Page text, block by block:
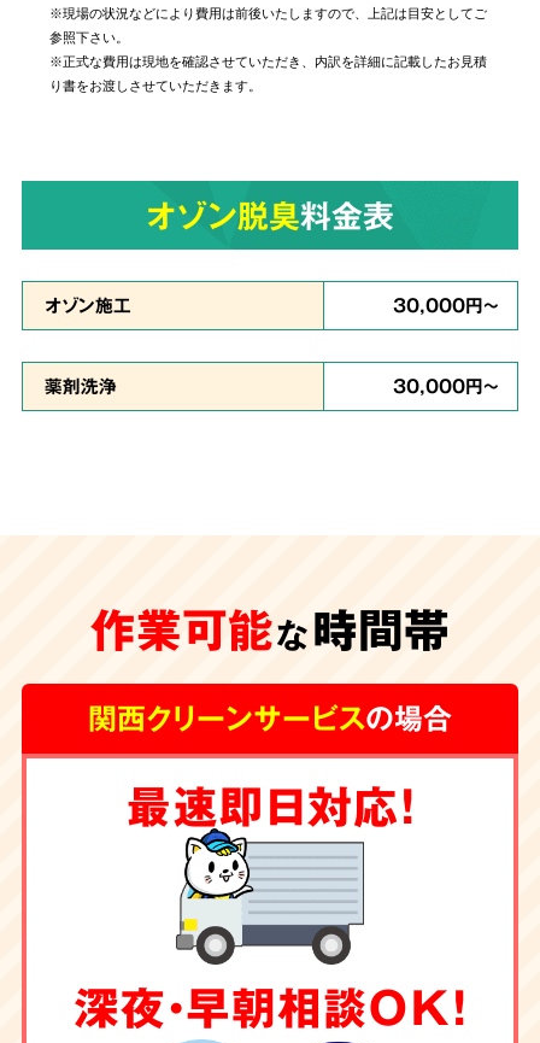
当社では個人・法人のお客様に関わらずあらゆ
るご依頼にお応えしております。管理されてい
る賃貸物件やホテルでの事件事故による特殊殊
6 原状回復・復旧工事など
リフォームも対応
特殊清掃が遅れ、臭いや汚れが内装の下地にま
で及んでしまうと、その根源を取り除く為に内
装工事が必要な場合もございます。グループ会
社に工務店を有する弊社では清掃からリフォー
ムまで一手にお引き受けしております。
※現場の状況などにより費用は前後いたしますので、上記は目安としてご
参照下さい。
※正式な費用は現地を確認させていただき、内訳を詳細に記載したお見積
り書をお渡しさせていただきます。
オゾン脱臭料金表
オゾン施工 30,000円～
薬剤洗浄 30,000円～
作業可能な時間帯
関西クリーンサービスの場合
最速即日対応！
深夜・早朝相談OK！